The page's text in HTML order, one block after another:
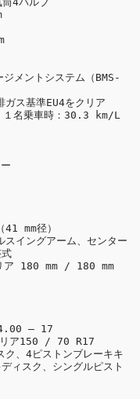
メントシステム（BMS-
ガス基準EU4をクリア
名乗車時：30.3 km/L
mm径）
スイングアーム、センター
ア 180 mm / 180 mm
4.00 – 17
リア150 / 70 R17
ク、4ピストンブレーキキ
ィスク、シングルピスト